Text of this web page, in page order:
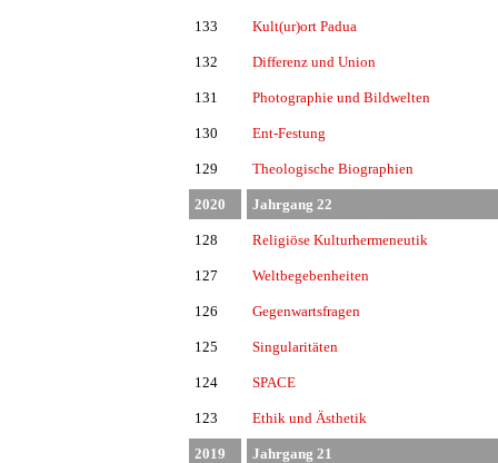
133 Kult(ur)ort Padua
132 Differenz und Union
131 Photographie und Bildwelten
130 Ent-Festung
129 Theologische Biographien
2020 Jahrgang 22
128 Religiöse Kulturhermeneutik
127 Weltbegebenheiten
126 Gegenwartsfragen
125 Singularitäten
124 SPACE
123 Ethik und Ästhetik
2019 Jahrgang 21